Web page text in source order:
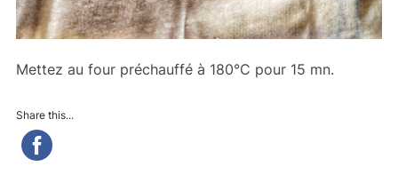
Mettez au four préchauffé à 180°C pour 15 mn.
Share this...